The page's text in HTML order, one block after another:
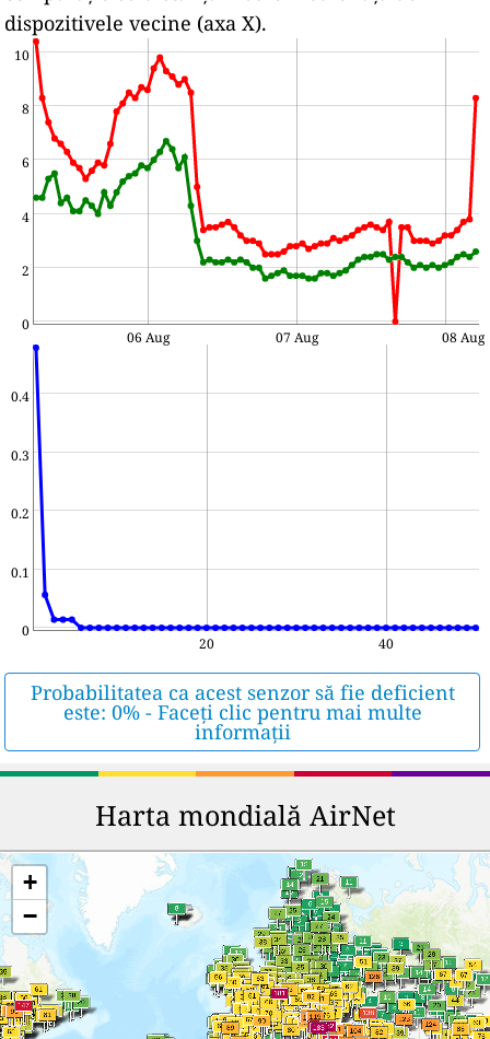
dispozitivele vecine (axa X).
0
2
4
6
8
10
06 Aug 07 Aug 08 Aug
0
0.1
0.2
0.3
0.4
20 40
Probabilitatea ca acest senzor să fie deficient
este: 0% - Faceți clic pentru mai multe
informații
Harta mondială AirNet
+
−